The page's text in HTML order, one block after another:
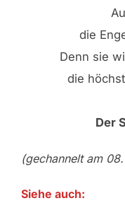
die
Denn sie
die
Der
(gechannelt am
Siehe auch: